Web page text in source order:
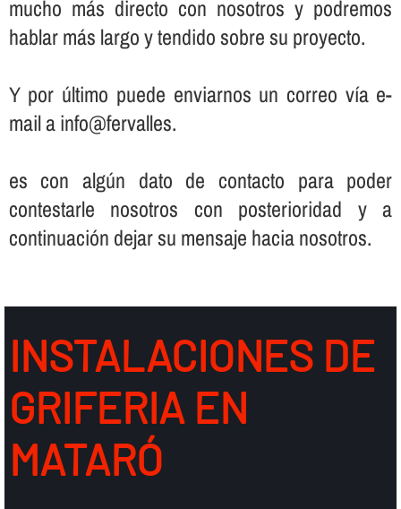
mucho más directo con nosotros y podremos
hablar más largo y tendido sobre su proyecto.
Y por último puede enviarnos un correo ví­a e-
mail a info@fervalles.
es con algún dato de contacto para poder
contestarle nosotros con posterioridad y a
continuación dejar su mensaje hacia nosotros.
INSTALACIONES DE
GRIFERIA EN
MATARÓ